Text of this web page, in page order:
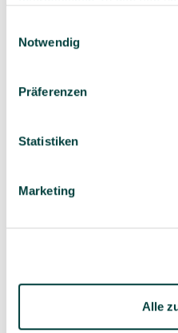
schutz­erklärung
Notwendig
Präferenzen
Statistiken
Marketing
Alle
Geprüfte Lieferkette